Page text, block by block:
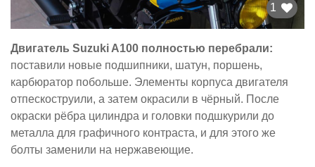
1
Двигатель Suzuki A100 полностью перебрали:
поставили новые подшипники, шатун, поршень,
карбюратор побольше. Элементы корпуса двигателя
отпескоструили, а затем окрасили в чёрный. После
окраски рёбра цилиндра и головки подшкурили до
металла для графичного контраста, и для этого же
болты заменили на нержавеющие.